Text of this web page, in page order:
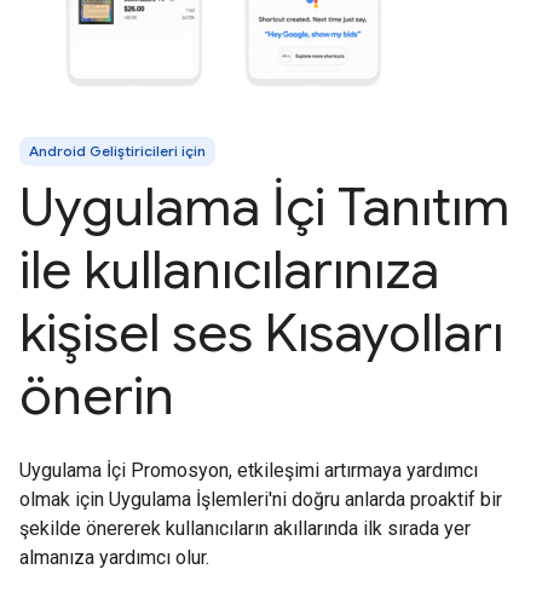
Android Geliştiricileri için
Uygulama İçi Tanıtım
ile kullanıcılarınıza
kişisel ses Kısayolları
önerin
Uygulama İçi Promosyon, etkileşimi artırmaya yardımcı
olmak için Uygulama İşlemleri'ni doğru anlarda proaktif bir
şekilde önererek kullanıcıların akıllarında ilk sırada yer
almanıza yardımcı olur.